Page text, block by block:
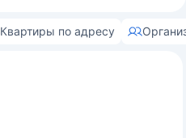
Квартиры по адресу